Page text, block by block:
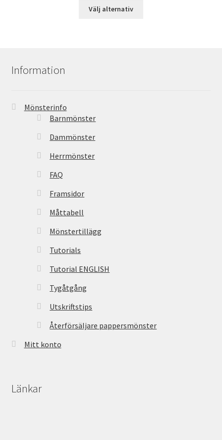
Välj alternativ
Information
Mönsterinfo
Barnmönster
Dammönster
Herrmönster
FAQ
Framsidor
Måttabell
Mönstertillägg
Tutorials
Tutorial ENGLISH
Tygåtgång
Utskriftstips
Återförsäljare pappersmönster
Mitt konto
Länkar